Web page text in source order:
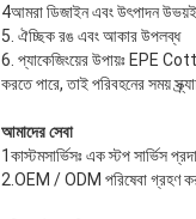
4আমরা ডিজাইন এবং উৎপাদন উভয়ই
5. ঐচ্ছিক রঙ এবং আকার উপলব্ধ
6. প্যাকেজিংয়ের উপায়ঃ
করতে পারে, তাই পরিবহনের সময়
আমাদের সেবা
1কাস্টমসার্ভিসঃ এক স্টপ সার্ভিস
2.OEM / ODM পরিষেবা গ্রহণ